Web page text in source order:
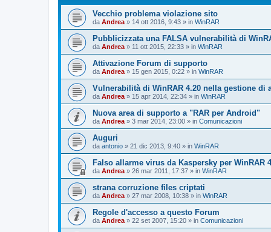
Vecchio problema violazione sito
da Andrea » 14 ott 2016, 9:43 » in WinRAR
Pubblicizzata una FALSA vulnerabilità di
da Andrea » 11 ott 2015, 22:33 » in WinRAR
Attivazione Forum di supporto
da Andrea » 15 gen 2015, 0:22 » in WinRAR
Vulnerabilità di WinRAR 4.20 nella gestione di
da Andrea » 15 apr 2014, 22:34 » in WinRAR
Nuova area di supporto a "RAR per Android"
da Andrea » 3 mar 2014, 23:00 » in Comunicazioni
Auguri
da antonio » 21 dic 2013, 9:40 » in WinRAR
Falso allarme virus da Kaspersky per WinRAR
da Andrea » 26 mar 2011, 17:37 » in WinRAR
strana corruzione files criptati
da Andrea » 27 mar 2008, 10:38 » in WinRAR
Regole d'accesso a questo Forum
da Andrea » 22 set 2007, 15:20 » in Comunicazioni